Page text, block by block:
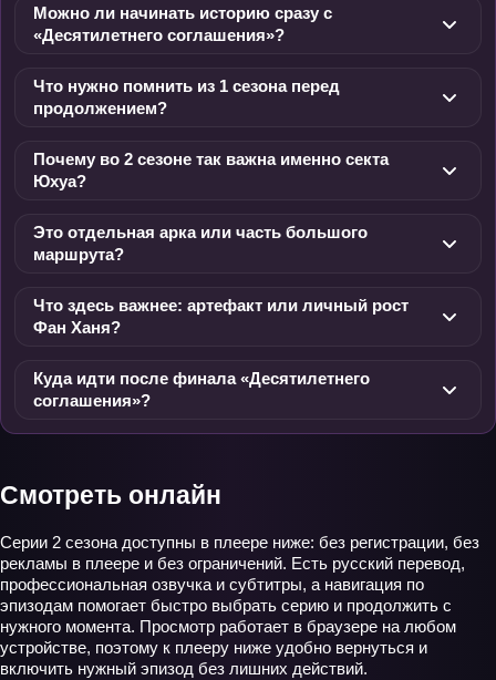
Можно ли начинать историю сразу с
«Десятилетнего соглашения»?
Что нужно помнить из 1 сезона перед
продолжением?
Почему во 2 сезоне так важна именно секта
Юхуа?
Это отдельная арка или часть большого
маршрута?
Что здесь важнее: артефакт или личный рост
Фан Ханя?
Куда идти после финала «Десятилетнего
соглашения»?
Смотреть онлайн
Серии 2 сезона доступны в плеере ниже: без регистрации, без
рекламы в плеере и без ограничений. Есть русский перевод,
профессиональная озвучка и субтитры, а навигация по
эпизодам помогает быстро выбрать серию и продолжить с
нужного момента. Просмотр работает в браузере на любом
устройстве, поэтому к плееру ниже удобно вернуться и
включить нужный эпизод без лишних действий.